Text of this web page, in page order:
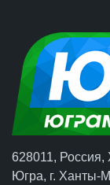
628011,
Югра, г. Ханты-